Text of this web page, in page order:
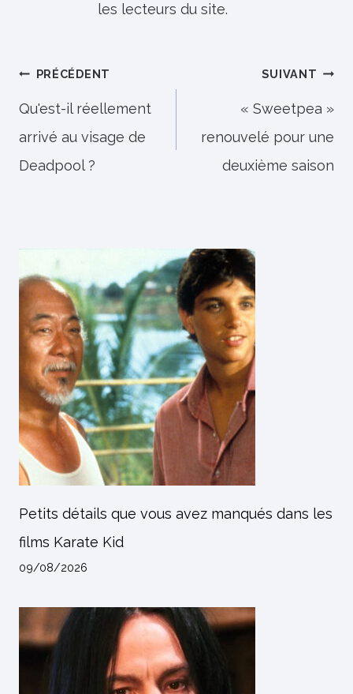
les lecteurs du site.
Navigation
de
l’article
PRÉCÉDENT
Qu'est-il réellement
arrivé au visage de
Deadpool ?
SUIVANT
« Sweetpea »
renouvelé pour une
deuxième saison
Petits détails que vous avez manqués dans les
films Karate Kid
09/08/2026